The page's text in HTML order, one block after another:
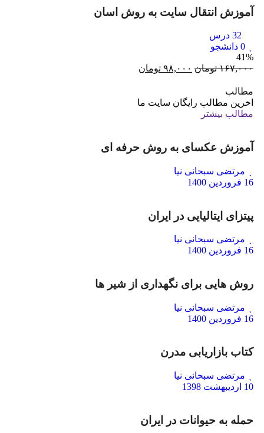
آموزش انتقال سایت به روش اسان
41%
۱۶۷,۰۰۰ تومان ۹۸,۰۰۰ تومان
مطالب
اخرین مطالب رایگان سایت ما
مطالب بیشتر
آموزش عکسای به روش حرفه ای
مرتضی سبحانی نیا
16 فروردین 1400
پیتزای ایتالیایی در ایران
مرتضی سبحانی نیا
16 فروردین 1400
روش هایی برای نگهداری از شیر ها
مرتضی سبحانی نیا
16 فروردین 1400
کتاب بازاریابی مدرن
مرتضی سبحانی نیا
10 اردیبهشت 1398
حمله به حیوانات در ایران